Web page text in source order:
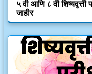
५ वी आणि ८ वी शिष्यवृत्ती
जाहीर